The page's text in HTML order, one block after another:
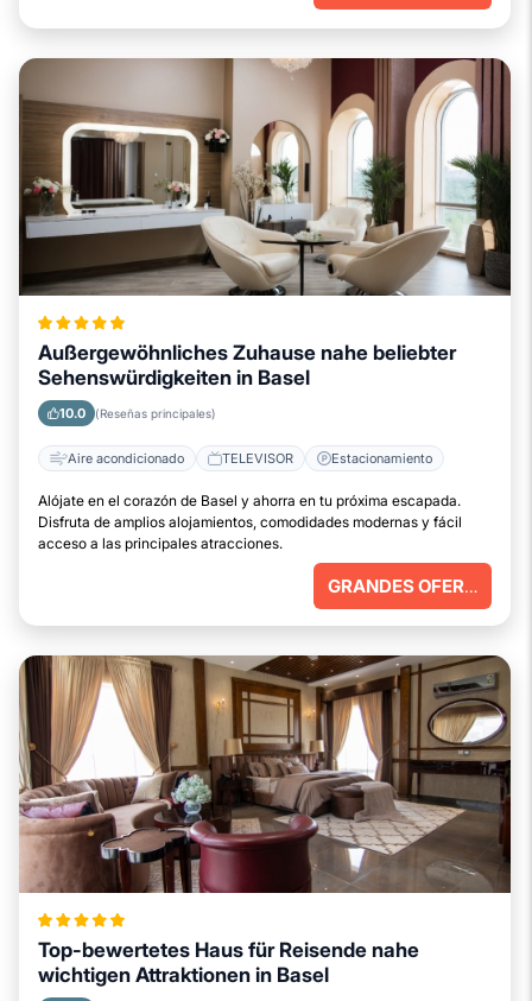
Außergewöhnliches Zuhause nahe beliebter
Sehenswürdigkeiten in Basel
10.0 (Reseñas principales)
Aire acondicionado TELEVISOR Estacionamiento
Alójate en el corazón de Basel y ahorra en tu próxima escapada.
Disfruta de amplios alojamientos, comodidades modernas y fácil
acceso a las principales atracciones.
GRANDES OFERTAS
Top-bewertetes Haus für Reisende nahe
wichtigen Attraktionen in Basel